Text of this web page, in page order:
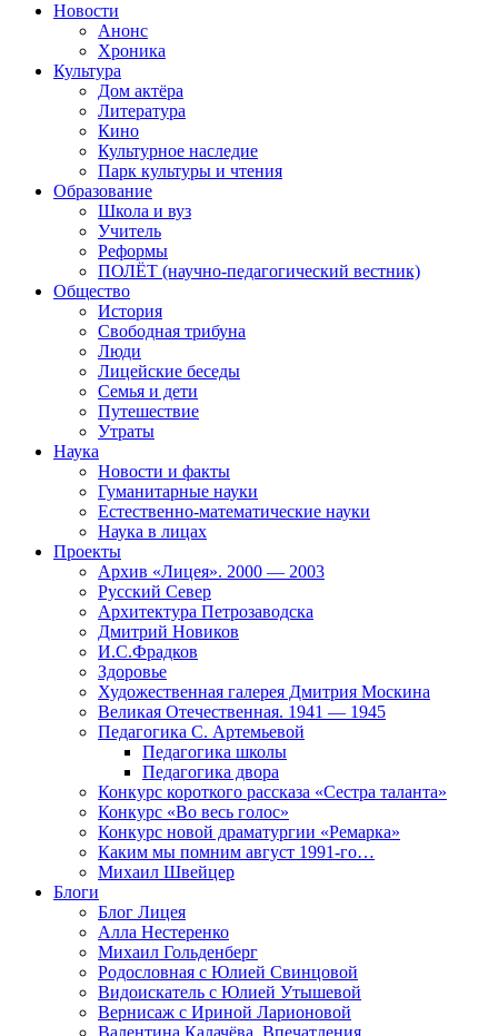
Новости
Анонс
Хроника
Культура
Дом актёра
Литература
Кино
Культурное наследие
Парк культуры и чтения
Образование
Школа и вуз
Учитель
Реформы
ПОЛЁТ (научно-педагогический вестник)
Общество
История
Свободная трибуна
Люди
Лицейские беседы
Семья и дети
Путешествие
Утраты
Наука
Новости и факты
Гуманитарные науки
Естественно-математические науки
Наука в лицах
Проекты
Архив «Лицея». 2000 — 2003
Русский Север
Архитектура Петрозаводска
Дмитрий Новиков
И.С.Фрадков
Здоровье
Художественная галерея Дмитрия Москина
Великая Отечественная. 1941 — 1945
Педагогика С. Артемьевой
Педагогика школы
Педагогика двора
Конкурс короткого рассказа «Сестра таланта»
Конкурс «Во весь голос»
Конкурс новой драматургии «Ремарка»
Каким мы помним август 1991-го…
Михаил Швейцер
Блоги
Блог Лицея
Алла Нестеренко
Михаил Гольденберг
Родословная с Юлией Свинцовой
Видоискатель с Юлией Утышевой
Вернисаж с Ириной Ларионовой